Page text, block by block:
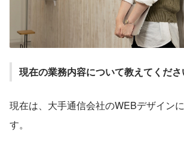
現在の業務内容について教えてくださ
現在は、大手通信会社のWEBデザイン
す。